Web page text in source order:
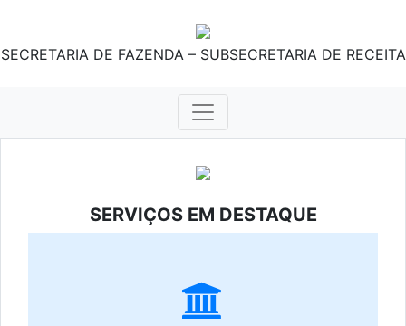
SECRETARIA DE FAZENDA – SUBSECRETARIA DE RECEITA
SERVIÇOS EM DESTAQUE